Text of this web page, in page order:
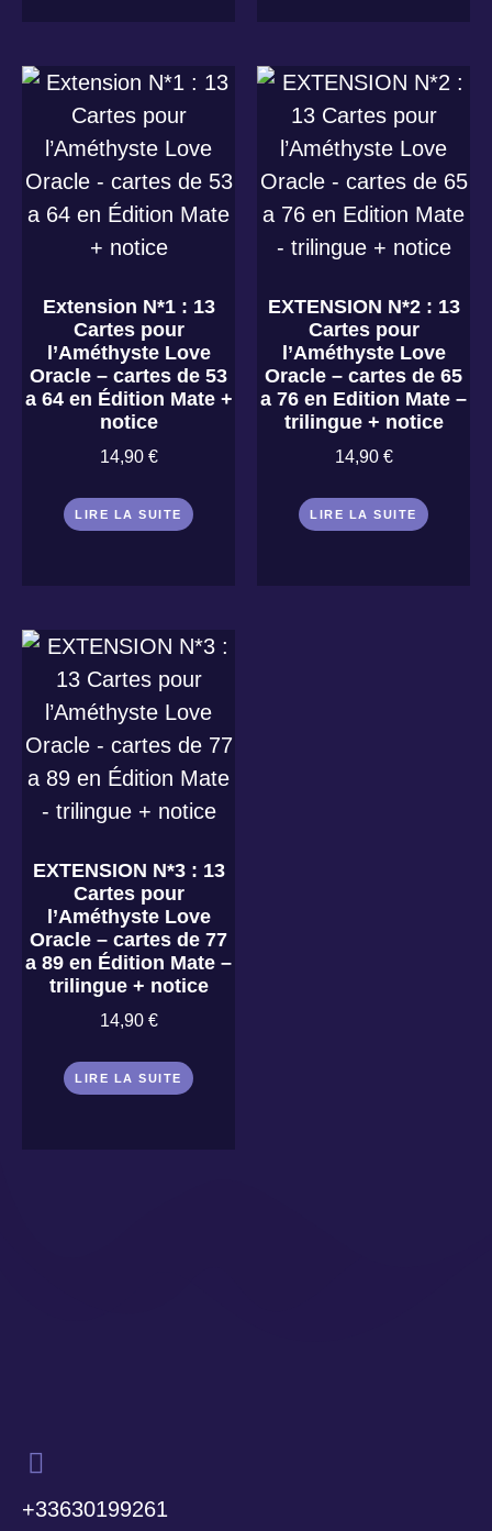
Extension N*1 : 13
Cartes pour
l’Améthyste Love
Oracle – cartes de 53
a 64 en Édition Mate +
notice
14,90 €
LIRE LA SUITE
EXTENSION N*2 : 13
Cartes pour
l’Améthyste Love
Oracle – cartes de 65
a 76 en Edition Mate –
trilingue + notice
14,90 €
LIRE LA SUITE
EXTENSION N*3 : 13
Cartes pour
l’Améthyste Love
Oracle – cartes de 77
a 89 en Édition Mate –
trilingue + notice
14,90 €
LIRE LA SUITE
+33630199261